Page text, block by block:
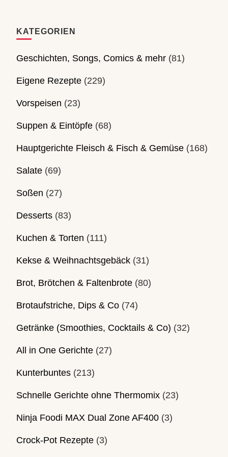
KATEGORIEN
Geschichten, Songs, Comics & mehr (81)
Eigene Rezepte (229)
Vorspeisen (23)
Suppen & Eintöpfe (68)
Hauptgerichte Fleisch & Fisch & Gemüse (168)
Salate (69)
Soßen (27)
Desserts (83)
Kuchen & Torten (111)
Kekse & Weihnachtsgebäck (31)
Brot, Brötchen & Faltenbrote (80)
Brotaufstriche, Dips & Co (74)
Getränke (Smoothies, Cocktails & Co) (32)
All in One Gerichte (27)
Kunterbuntes (213)
Schnelle Gerichte ohne Thermomix (23)
Ninja Foodi MAX Dual Zone AF400 (3)
Crock-Pot Rezepte (3)